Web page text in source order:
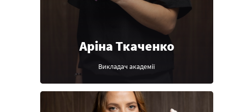
Аріна Ткаченко
Викладач академії